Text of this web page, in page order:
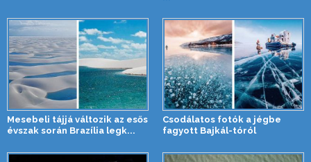
Mesebeli tájjá változik az esős
évszak során Brazília legk...
Csodálatos fotók a jégbe
fagyott Bajkál-tóról